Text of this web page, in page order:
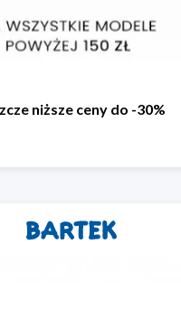
niższe ceny do -30%